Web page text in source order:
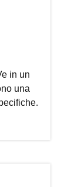
in un
una